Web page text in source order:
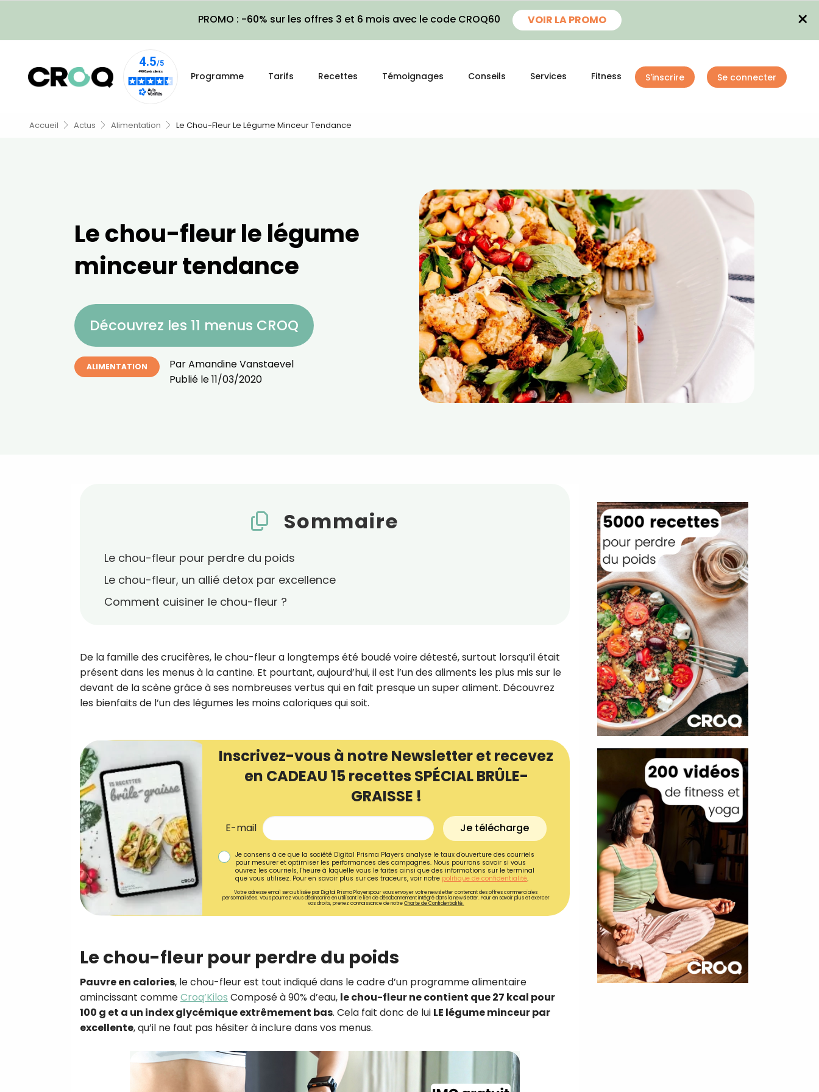
PROMO : -60% sur les offres 3 et 6 mois avec le code CROQ60 VOIR LA PROMO ×
Programme Tarifs Recettes Témoignages Conseils Services Fitness S'inscrire Se connecter
Accueil Actus Alimentation Le Chou-Fleur Le Légume Minceur Tendance
Le chou-fleur le légume
minceur tendance
Découvrez les 11 menus CROQ
ALIMENTATION ParAmandine Vanstaevel
Publié le11/03/2020
Sommaire
Le chou-fleur pour perdre du poids
Le chou-fleur, un allié detox par excellence
Comment cuisiner le chou-fleur ?
De la famille des crucifères, le chou-fleur a longtemps été boudé voire détesté, surtout lorsqu’il était
présent dans les menus à la cantine. Et pourtant, aujourd’hui, il est l’un des aliments les plus mis sur le
devant de la scène grâce à ses nombreuses vertus qui en fait presque un super aliment. Découvrez
les bienfaits de l’un des légumes les moins caloriques qui soit.
Inscrivez-vous à notre Newsletter et recevez
en CADEAU 15 recettes SPÉCIAL BRÛLE-
GRAISSE !
E-mail Je télécharge
Je consens à ce que la société Digital Prisma Players analyse le taux d'ouverture des courriels
pour mesurer et optimiser les performances des campagnes. Nous pourrons savoir si vous
ouvrez les courriels, l'heure à laquelle vous le faites ainsi que des informations sur le terminal
que vous utilisez. Pour en savoir plus sur ces traceurs, voir notre politique de confidentialité.
Votre adresse email sera utilisée par Digital Prisma Playerspour vous envoyer votre newsletter contenant des offres commerciales
personnalisées. Vous pourrez vous désinscrire en utilisant le lien de désabonnement intégré dans la newsletter. Pour en savoir plus et exercer
vos droits, prenez connaissance de notreCharte de Confidentialité.
Le chou-fleur pour perdre du poids
Pauvre en calories, le chou-fleur est tout indiqué dans le cadre d’un programme alimentaire
amincissant commeCroq’Kilos Composé à 90% d’eau, le chou-fleur ne contient que 27 kcal pour
100 g et a un index glycémique extrêmement bas. Cela fait donc de lui LE légume minceur par
excellente, qu’il ne faut pas hésiter à inclure dans vos menus.
Recevez gratuitement 180
Ainsi que la newsletter promotionnelle de